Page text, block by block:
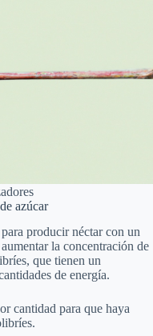
azúcar
producir néctar con un
la concentración de
que tienen un
de energía.
cantidad para que haya